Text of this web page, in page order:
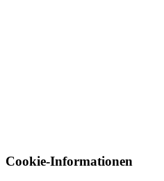
Cookie-Informationen